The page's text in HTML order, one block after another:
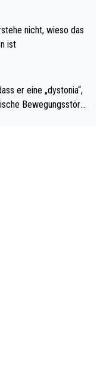
mich: Luke Little
Social Media GvV p
mal gegen Ric
nicht, wieso das
ist
er eine „dystonia“,
Bewegungsstöru